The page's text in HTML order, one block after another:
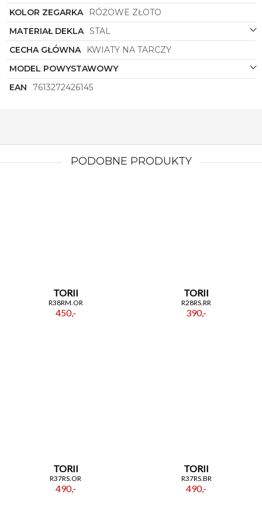
KOLOR ZEGARKA
RÓŻOWE ZŁOTO
MATERIAŁ DEKLA STAL
CECHA GŁÓWNA
KWIATY NA TARCZY
MODEL POWYSTAWOWY
EAN
7613272426145
PODOBNE PRODUKTY
TORII
R38RM.OR
450,-
TORII
R28RS.RR
390,-
TORII
R37RS.OR
490,-
TORII
R37RS.BR
490,-